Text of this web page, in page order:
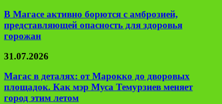
В Магасе активно борются с амброзией,
представляющей опасность для здоровья
горожан
31.07.2026
Магас в деталях: от Марокко до дворовых
площадок. Как мэр Муса Темурзиев меняет
город этим летом